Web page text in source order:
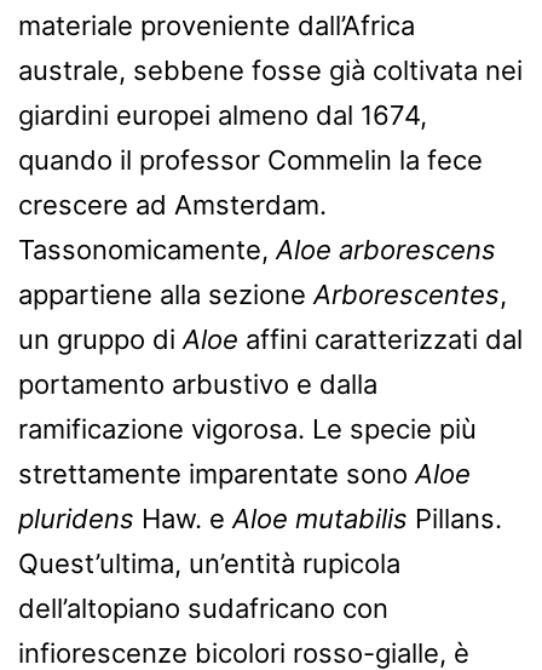
materiale proveniente dall’Africa
australe, sebbene fosse già coltivata nei
giardini europei almeno dal 1674,
quando il professor Commelin la fece
crescere ad Amsterdam.
Tassonomicamente, Aloe arborescens
appartiene alla sezione Arborescentes,
un gruppo di Aloe affini caratterizzati dal
portamento arbustivo e dalla
ramificazione vigorosa. Le specie più
strettamente imparentate sono Aloe
pluridens Haw. e Aloe mutabilis Pillans.
Quest’ultima, un’entità rupicola
dell’altopiano sudafricano con
infiorescenze bicolori rosso-gialle, è